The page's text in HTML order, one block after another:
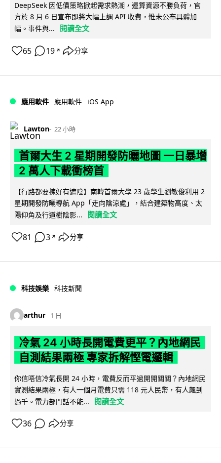
DeepSeek 因低價策略掀起需求熱潮，運算資源不勝負荷，官
方於 8 月 6 日宣布即將大幅上調 API 收費，惟未公布具體加
幅。事件與...
閱讀全文
65 19 ↗ 分享
應用軟件 應用軟件 iOS App
Lawton 22 小時
首爾大生 2 星期開發防曬地圖 一日暴增
2 萬人下載衝榜首
【行路都要揀好有遮陰】南韓首爾大學 23 歲學生劉敏俊利用 2
星期開發防曬導航 App「走向陰涼處」，結合建築物高度、太
陽仰角及行道樹陰影...
閱讀全文
81 3 ↗ 分享
科技娛樂 科技新聞
arthur 1 日
冷氣 24 小時長開電費更平？內地網民
自測結果兩極 專家拆解慳電邏輯
你信唔信冷氣長開 24 小時，電費反而平過開開關關？內地網民
實測結果兩極，有人一個月電費只需 118 元人民幣，有人飆到
過千。電力部門話不能...
閱讀全文
36 分享